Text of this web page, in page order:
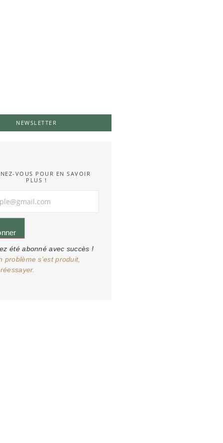
NEWSLETTER
VOUS POUR EN SAVOIR
PLUS !
été abonné avec succès !
problème s'est produit,